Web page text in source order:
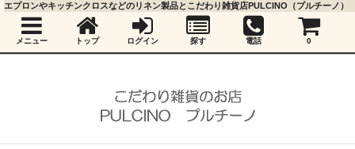
エプロンやキッチンクロスなどのリネン製品とこだわり雑貨店PULCINO（プルチーノ）
メニュー トップ ログイン 探す 電話 0